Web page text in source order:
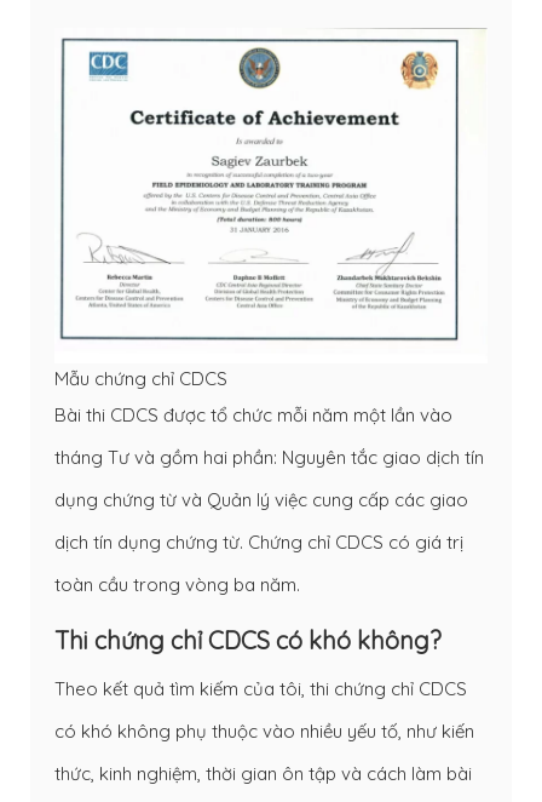
Mẫu chứng chỉ CDCS
Bài thi CDCS được tổ chức mỗi năm một lần vào
tháng Tư và gồm hai phần: Nguyên tắc giao dịch tín
dụng chứng từ và Quản lý việc cung cấp các giao
dịch tín dụng chứng từ. Chứng chỉ CDCS có giá trị
toàn cầu trong vòng ba năm.
Thi chứng chỉ CDCS có khó không?
Theo kết quả tìm kiếm của tôi, thi chứng chỉ CDCS
có khó không phụ thuộc vào nhiều yếu tố, như kiến
thức, kinh nghiệm, thời gian ôn tập và cách làm bài